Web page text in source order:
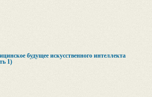
будущее искусственного интеллекта
1)